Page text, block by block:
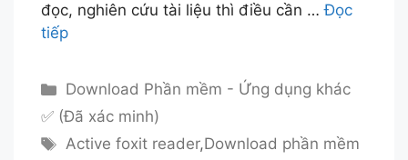
đọc, nghiên cứu tài liệu thì điều cần …Đọc
tiếp
Danh
mục
Download Phần mềm - Ứng dụng khác
✅ (Đã xác minh)
Thẻ
Active foxit reader,Download phần mềm